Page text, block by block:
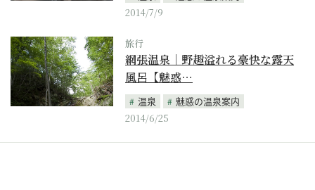
2014/7/9
旅行
網張温泉｜野趣溢れる豪快な露天
風呂【魅惑…
温泉
魅惑の温泉案内
2014/6/25